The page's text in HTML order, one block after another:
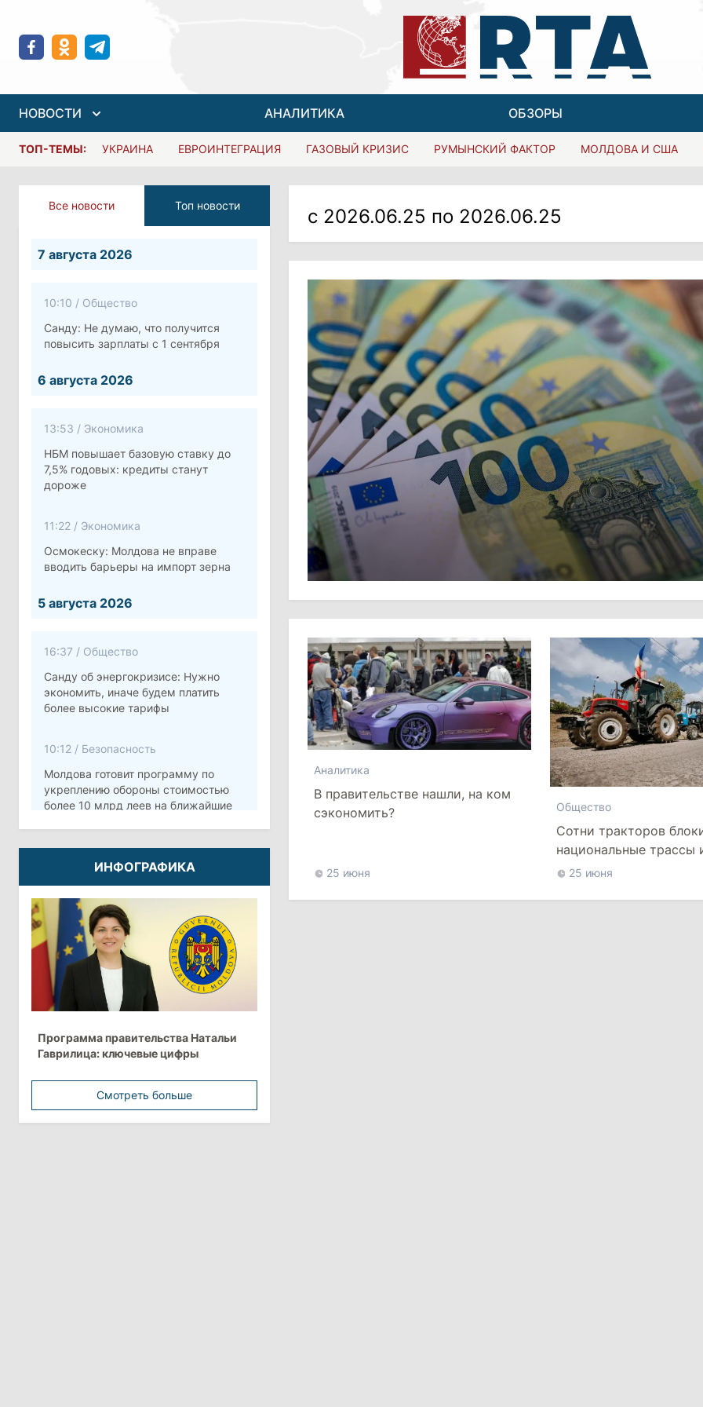
НОВОСТИ АНАЛИТИКА ОБЗОРЫ
ТОП-ТЕМЫ: УКРАИНА ЕВРОИНТЕГРАЦИЯ ГАЗОВЫЙ КРИЗИС РУМЫНСКИЙ ФАКТОР МОЛДОВА И США
Все новости Топ новости
7 августа 2026
10:10 / Общество
Санду: Не думаю, что получится
повысить зарплаты с 1 сентября
6 августа 2026
13:53 / Экономика
НБМ повышает базовую ставку до
7,5% годовых: кредиты станут
дороже
11:22 / Экономика
Осмокеску: Молдова не вправе
вводить барьеры на импорт зерна
5 августа 2026
16:37 / Общество
Санду об энергокризисе: Нужно
экономить, иначе будем платить
более высокие тарифы
10:12 / Безопасность
Молдова готовит программу по
укреплению обороны стоимостью
более 10 млрд леев на ближайшие
15:15 / Экономика
Молдова вошла в число
европейских стран с самой низкой
минимальной зарплатой
11:42
Политика
Центра по борьбе с
дезинформацией
3 августа 2026
ИНФОГРАФИКА
Программа правительства Натальи
Гаврилица: ключевые цифры
Смотреть больше
с 2026.06.25 по 2026.06.25
Аналитика
В правительстве нашли, на ком
сэкономить?
25 июня
Общество
Сотни тракторов
национальные трассы
направляются к
25 июня